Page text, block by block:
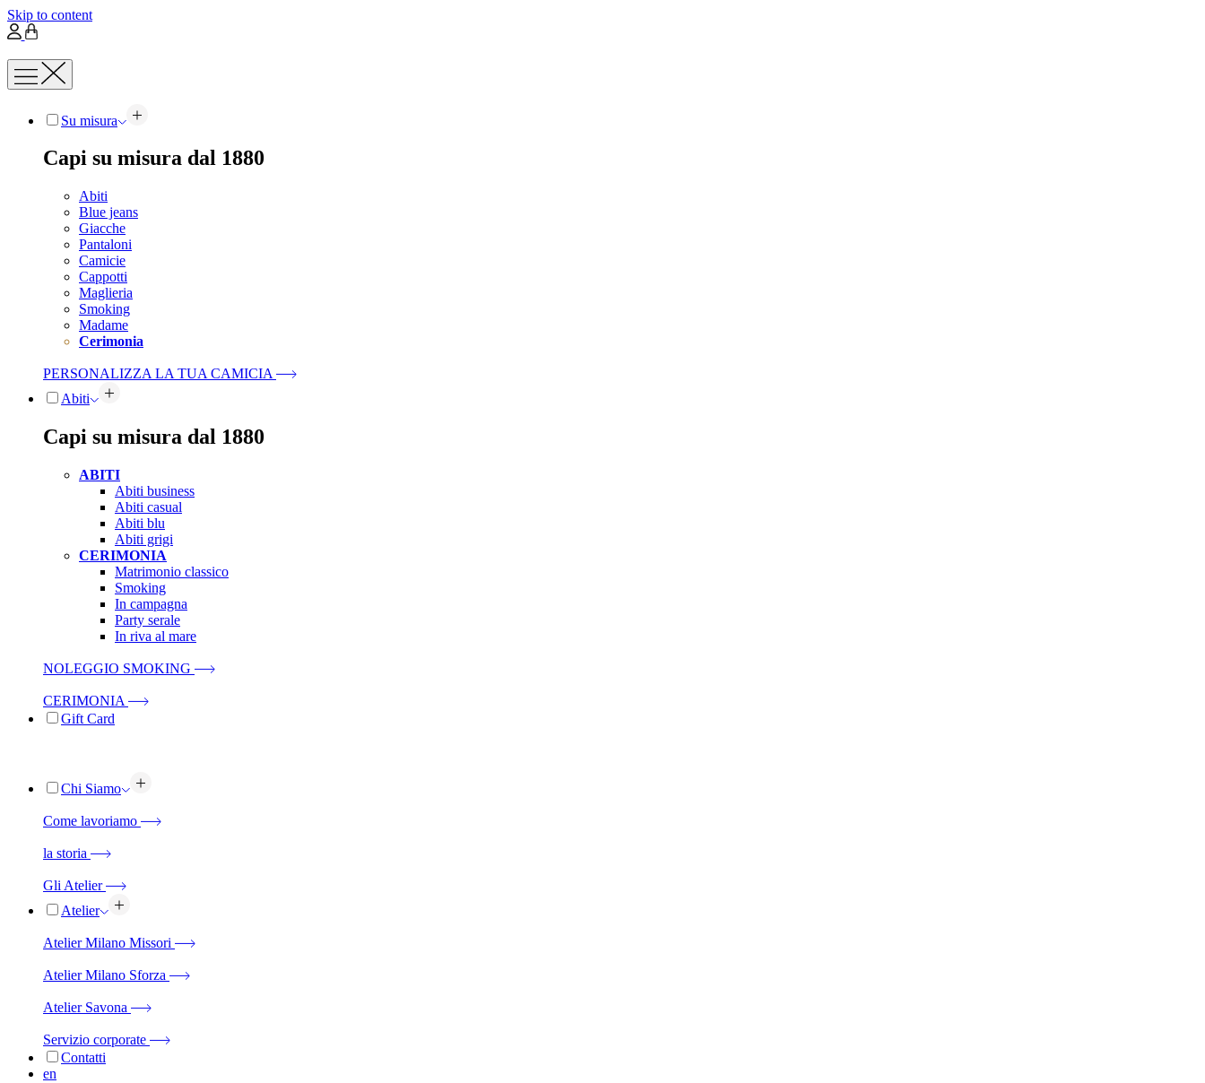
Skip to content
Su misura
Capi su misura dal 1880
Abiti
Blue jeans
Giacche
Pantaloni
Camicie
Cappotti
Maglieria
Smoking
Madame
Cerimonia
PERSONALIZZA LA TUA CAMICIA
Abiti
Capi su misura dal 1880
ABITI
Abiti business
Abiti casual
Abiti blu
Abiti grigi
CERIMONIA
Matrimonio classico
Smoking
In campagna
Party serale
In riva al mare
NOLEGGIO SMOKING
CERIMONIA
Gift Card
Chi Siamo
Come lavoriamo
la storia
Gli Atelier
Atelier
Atelier Milano Missori
Atelier Milano Sforza
Atelier Savona
Servizio corporate
Contatti
en